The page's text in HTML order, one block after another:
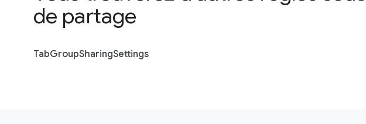
de partage
TabGroupSharingSettings